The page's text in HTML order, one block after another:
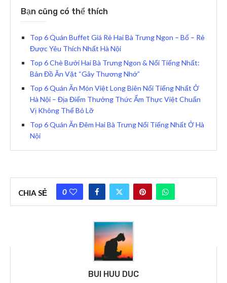
Bạn cũng có thể thích
Top 6 Quán Buffet Giá Rẻ Hai Bà Trưng Ngon – Bổ – Rẻ
Được Yêu Thích Nhất Hà Nội
Top 6 Chè Bưởi Hai Bà Trưng Ngon & Nổi Tiếng Nhất:
Bản Đồ Ăn Vặt “Gây Thương Nhớ”
Top 6 Quán Ăn Món Việt Long Biên Nổi Tiếng Nhất Ở
Hà Nội – Địa Điểm Thưởng Thức Ẩm Thực Việt Chuẩn
Vị Không Thể Bỏ Lỡ
Top 6 Quán Ăn Đêm Hai Bà Trưng Nổi Tiếng Nhất Ở Hà
Nội
CHIA SẺ 0
BUI HUU DUC